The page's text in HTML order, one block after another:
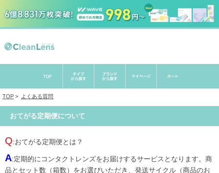
TOP > よくある質問
おてがる定期便について
Q:おてがる定期便とは？
A:定期的にコンタクトレンズをお届けするサービスとなります。商
品とセット数（箱数）をお選びいただき、発送サイクル（商品のお